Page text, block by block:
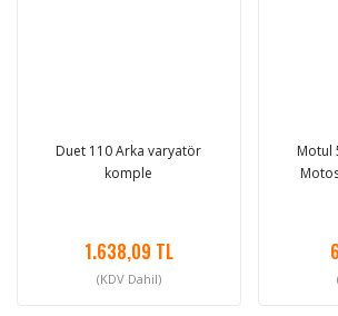
Duet 110 Arka varyatör
komple
1.638,09 TL
(KDV Dahil)
Motul